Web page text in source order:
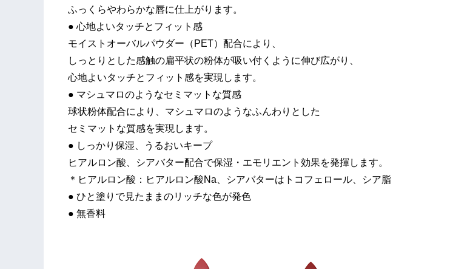
ふっくらやわらかな唇に仕上がります。
● 心地よいタッチとフィット感
モイストオーバルパウダー（PET）配合により、
しっとりとした感触の扁平状の粉体が吸い付くように伸び広がり、
心地よいタッチとフィット感を実現します。
● マシュマロのようなセミマットな質感
球状粉体配合により、マシュマロのようなふんわりとした
セミマットな質感を実現します。
● しっかり保湿、うるおいキープ
ヒアルロン酸、シアバター配合で保湿・エモリエント効果を発揮します。
＊ヒアルロン酸：ヒアルロン酸Na、シアバターはトコフェロール、シア脂
● ひと塗りで見たままのリッチな色が発色
● 無香料